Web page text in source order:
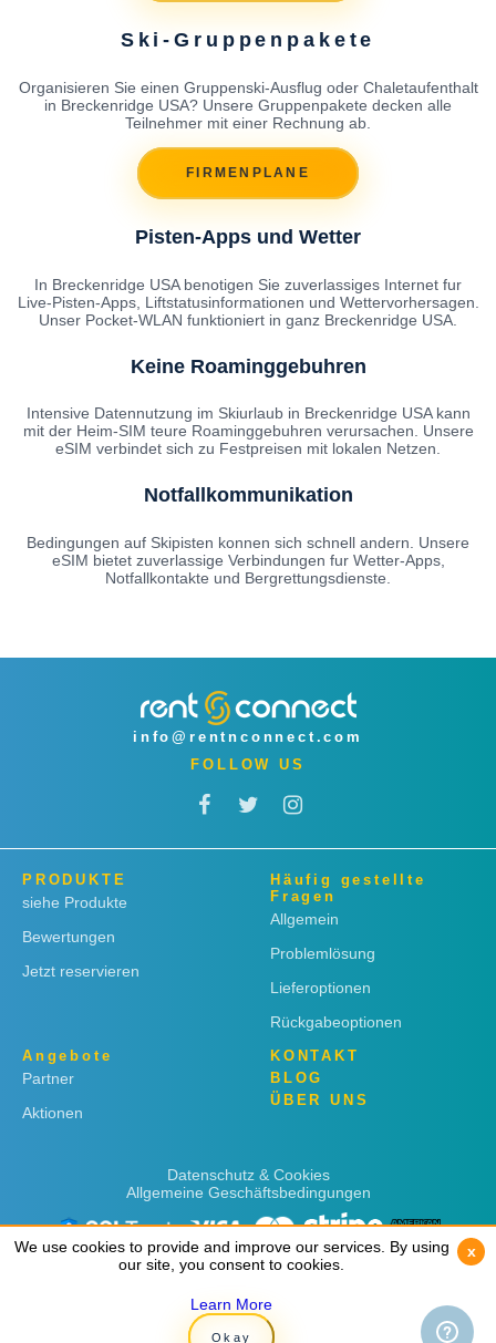
Ski-Gruppenpakete
Organisieren Sie einen Gruppenski-Ausflug oder Chaletaufenthalt
in Breckenridge USA? Unsere Gruppenpakete decken alle
Teilnehmer mit einer Rechnung ab.
FIRMENPLANE
Pisten-Apps und Wetter
In Breckenridge USA benotigen Sie zuverlassiges Internet fur
Live-Pisten-Apps, Liftstatusinformationen und Wettervorhersagen.
Unser Pocket-WLAN funktioniert in ganz Breckenridge USA.
Keine Roaminggebuhren
Intensive Datennutzung im Skiurlaub in Breckenridge USA kann
mit der Heim-SIM teure Roaminggebuhren verursachen. Unsere
eSIM verbindet sich zu Festpreisen mit lokalen Netzen.
Notfallkommunikation
Bedingungen auf Skipisten konnen sich schnell andern. Unsere
eSIM bietet zuverlassige Verbindungen fur Wetter-Apps,
Notfallkontakte und Bergrettungsdienste.
info@rentnconnect.com
FOLLOW US
PRODUKTE
siehe Produkte
Bewertungen
Jetzt reservieren
Häufig gestellte
Fragen
Allgemein
Problemlösung
Lieferoptionen
Rückgabeoptionen
Angebote
Partner
Aktionen
KONTAKT
BLOG
ÜBER UNS
Datenschutz & Cookies
Allgemeine Geschäftsbedingungen
Copyright © 2019 Rent 'n Connect
We use cookies to provide and improve our services. By using
our site, you consent to cookies.
Learn More
Okay
x
We use cookies to provide and improve our services. By using
our site, you consent to cookies.
Learn More
Okay
x